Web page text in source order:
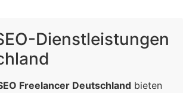
Dienstleistungen
Freelancer Deutschland bieten